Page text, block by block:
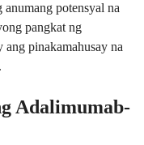
potensyal na
pangkat ng
ang pinakamahusay na
Adalimumab-